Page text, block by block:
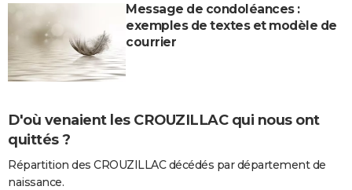
Message de condoléances :
exemples de textes et modèle de
courrier
D'où venaient les CROUZILLAC qui nous ont
quittés ?
Répartition des CROUZILLAC décédés par département de
naissance.